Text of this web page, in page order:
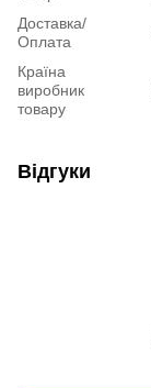
Доставка/
Оплата
Країна
виробник
товару
Відгуки